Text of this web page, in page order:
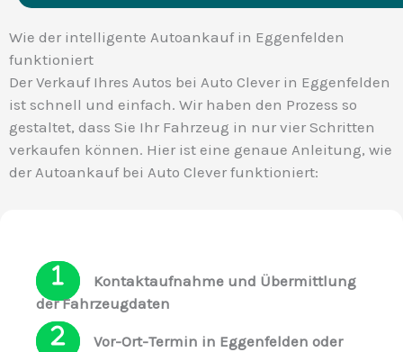
Wie der intelligente Autoankauf in Eggenfelden
funktioniert
Der Verkauf Ihres Autos bei Auto Clever in Eggenfelden
ist schnell und einfach. Wir haben den Prozess so
gestaltet, dass Sie Ihr Fahrzeug in nur vier Schritten
verkaufen können. Hier ist eine genaue Anleitung, wie
der Autoankauf bei Auto Clever funktioniert:
Kontaktaufnahme und Übermittlung
der Fahrzeugdaten
Vor-Ort-Termin in Eggenfelden oder